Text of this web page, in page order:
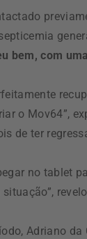
bem, com
o Mov64”,
de ter
no tablet
Adriano